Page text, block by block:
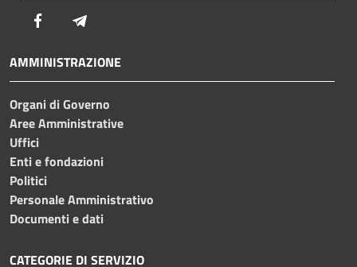
Facebook
AMMINISTRAZIONE
Organi di Governo
Aree Amministrative
Uffici
Enti e fondazioni
Politici
Personale Amministrativo
Documenti e dati
CATEGORIE DI SERVIZIO